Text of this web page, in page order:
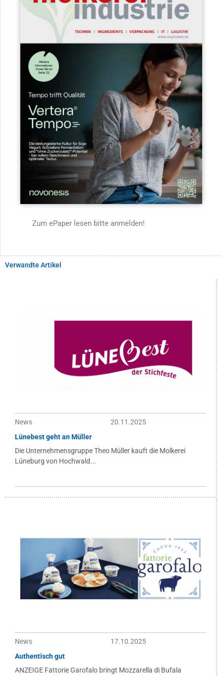
Zum ePaper lesen bitte anmelden!
Verwandte Artikel
News
20.11.2025
Lünebest geht an Müller
Die Unternehmensgruppe Theo Müller kauft die Molkerei
Lüneburg von Hochwald...
News
17.10.2025
Authentisch gut
ANZEIGE Fattorie Garofalo bringt Mozzarella di Bufala